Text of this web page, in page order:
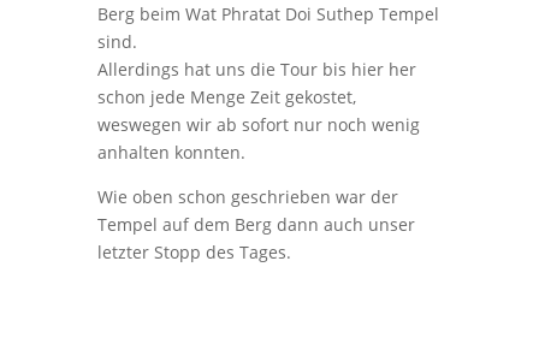
Berg beim Wat Phratat Doi Suthep Tempel
sind.
Allerdings hat uns die Tour bis hier her
schon jede Menge Zeit gekostet,
weswegen wir ab sofort nur noch wenig
anhalten konnten.
Wie oben schon geschrieben war der
Tempel auf dem Berg dann auch unser
letzter Stopp des Tages.